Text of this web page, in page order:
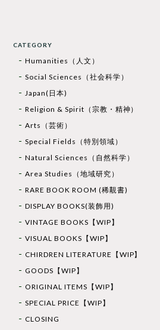
CATEGORY
Humanities（人文）
Social Sciences（社会科学）
Japan(日本)
Religion & Spirit（宗教・精神）
Arts（芸術）
Special Fields（特別領域）
Natural Sciences（自然科学）
Area Studies（地域研究）
RARE BOOK ROOM (稀覯書)
DISPLAY BOOKS(装飾用)
VINTAGE BOOKS【WIP】
VISUAL BOOKS【WIP】
CHIRDREN LITERATURE【WIP】
GOODS【WIP】
ORIGINAL ITEMS【WIP】
SPECIAL PRICE【WIP】
CLOSING